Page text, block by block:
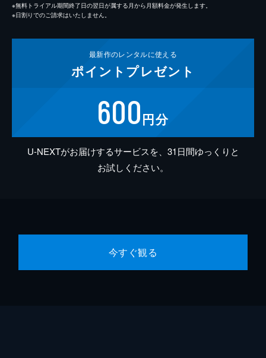
※無料トライアル期間終了日の翌日が属する月から月額料金が発生します。
※日割りでのご請求はいたしません。
最新作のレンタルに使える
ポイント プレゼント
600円分
U-NEXTがお届けするサービスを、31日間ゆっくりと
お試しください。
今すぐ観る